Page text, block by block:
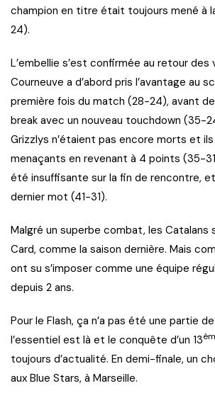
champion en titre était toujours mené à
24).
L’embellie s’est confirmée au retour des
Courneuve a d’abord pris l’avantage au
première fois du match (28-24), avant
break avec un nouveau touchdown (35-
Grizzlys n’étaient pas encore morts et
menaçants en revenant à 4 points (35-
été insuffisante sur la fin de rencontre, et
dernier mot (41-31).
Malgré un superbe combat, les
Card, comme la saison dernière. Mais
ont su s’imposer comme une équipe
depuis 2 ans.
Pour le Flash, ça n’a pas été une partie
l’essentiel est là et le conquête d’un 13
toujours d’actualité. En demi-finale, un
aux Blue Stars, à Marseille.